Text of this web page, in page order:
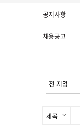
공지사항
채용공고